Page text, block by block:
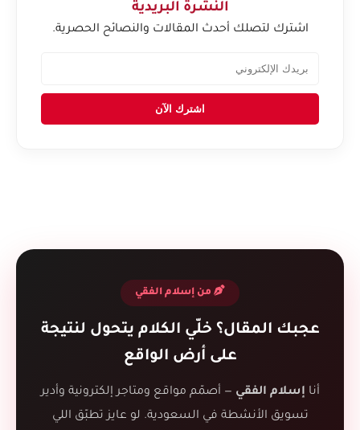
النشرة البريدية
اشترك لتصلك أحدث المقالات والنصائح الحصرية.
اشترك الآن
من إسلام الفقي
عجبك المقال؟ خلّي الكلام يتحول لنتيجة
على أرض الواقع
أنا إسلام الفقي — أصمّم مواقع ومتاجر إلكترونية وأدير
تسويق الأنشطة في السعودية. لو عايز تطبّق اللي